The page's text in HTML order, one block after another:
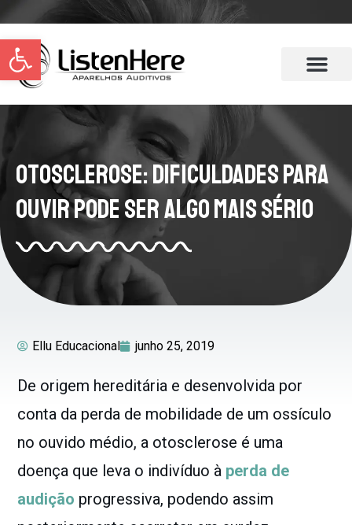
Abrir a barra de ferramentas
Otosclerose: Dificuldades Para
Ouvir Pode Ser Algo Mais Sério
Ellu Educacional junho 25, 2019
De origem hereditária e desenvolvida por
conta da perda de mobilidade de um ossículo
no ouvido médio, a otosclerose é uma
doença que leva o indivíduo à perda de
audição progressiva, podendo assim